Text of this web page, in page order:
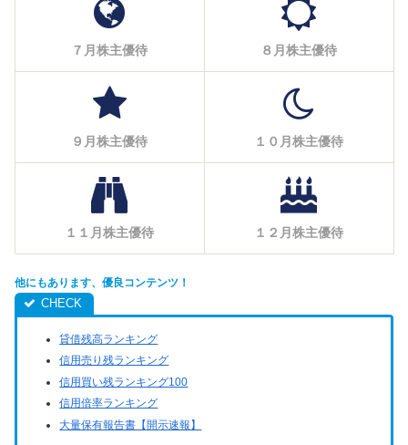
７月株主優待 ８月株主優待
９月株主優待 １０月株主優待
１１月株主優待 １２月株主優待
他にもあります、優良コンテンツ！
貸借残高ランキング
信用売り残ランキング
信用買い残ランキング100
信用倍率ランキング
大量保有報告書【開示速報】